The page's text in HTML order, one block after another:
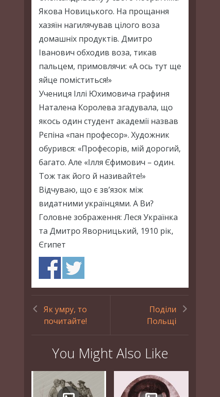
Якова Новицького. На прощання
хазяїн нагилячував цілого воза
домашніх продуктів. Дмитро
Іванович обходив воза, тикав
пальцем, примовлячи: «А ось тут ще
яйце поміститься!»
Учениця Іллі Юхимовича графиня
Наталена Королева згадувала, що
якось один студент академії назвав
Рєпіна «пан професор». Художник
обурився: «Професорів, мій дорогий,
багато. Але «Ілля Єфимович – один.
Тож так його й називайте!»
Відчуваю, що є зв’язок між
видатними українцями. А Ви?
Головне зображення: Леся Українка
та Дмитро Яворницький, 1910 рік,
Єгипет
Як умру, то
почитайте!
Поділи
Польщі
You Might Also Like